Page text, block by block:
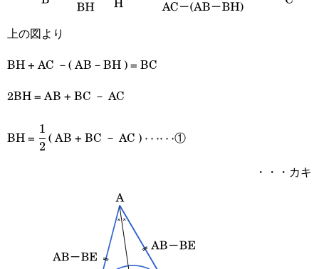
上の図より
BH + AC －( AB－BH ) = BC
2BH = AB + BC － AC
BH = \cfrac{1}
{2}
2
1
( AB + BC － AC ) \cdots\cdots
⋯⋯①
・・・カキ